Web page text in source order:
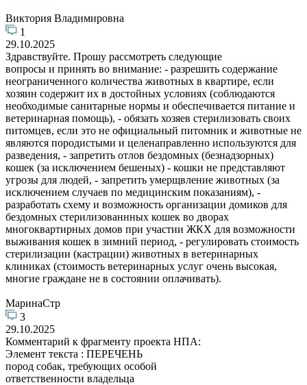
Виктория Владимировна
1
29.10.2025
Здравствуйте. Прошу рассмотреть следующие
вопросы и принять во внимание: - разрешить содержание
неограниченного количества животных в квартире, если
хозяин содержит их в достойных условиях (соблюдаются
необходимые санитарные нормы и обеспечивается питание и
ветеринарная помощь), - обязать хозяев стерилизовать своих
питомцев, если это не официальный питомник и животные не
являются породистыми и целенаправленно используются для
разведения, - запретить отлов бездомных (безнадзорных)
кошек (за исключением бешеных) - кошки не представляют
угрозы для людей, - запретить умерщвление животных (за
исключением случаев по медицинским показаниям), -
разработать схему и возможность организации домиков для
бездомных стерилизованнных кошек во дворах
многоквартирных домов при участии ЖКХ для возможности
выживания кошек в зимний период, - регулировать стоимость
стерилизации (кастрации) животных в ветеринарных
клиниках (стоимость ветеринарных услуг очень высокая,
многие граждане не в состоянии оплачивать).
МаринаСтр
3
29.10.2025
Комментарий к фрагменту проекта НПА:
Элемент текста : ПЕРЕЧЕНЬ
пород собак, требующих особой
ответственности владельца